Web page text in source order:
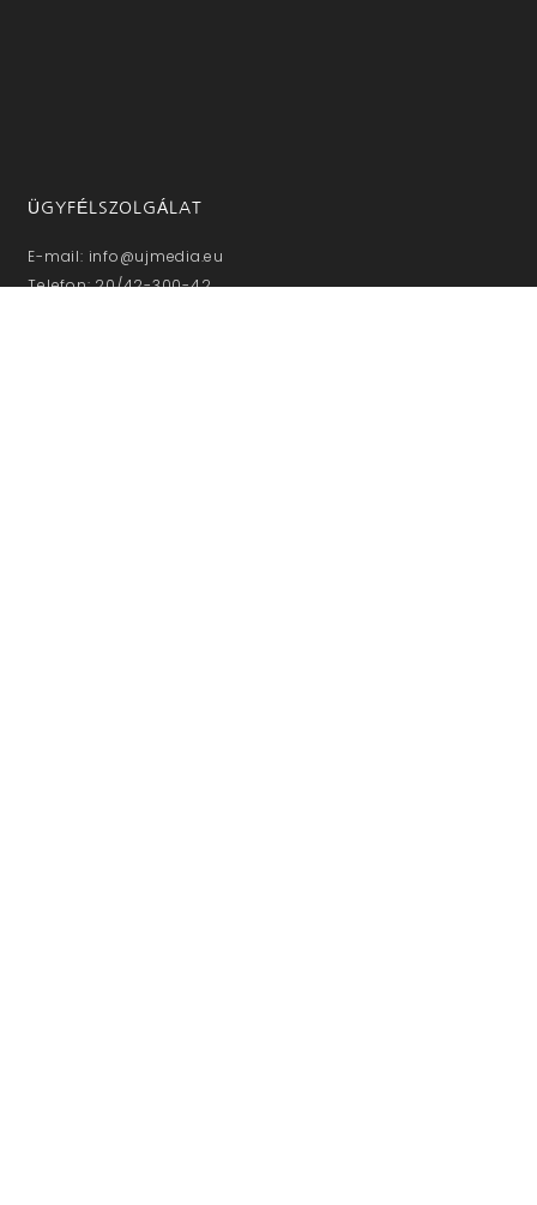
ÜGYFÉLSZOLGÁLAT
E-mail: info@ujmedia.eu
Telefon: 20/42-300-42